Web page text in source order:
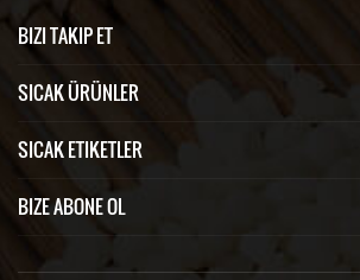
BIZI TAKIP ET
SICAK ÜRÜNLER
SICAK ETIKETLER
BIZE ABONE OL